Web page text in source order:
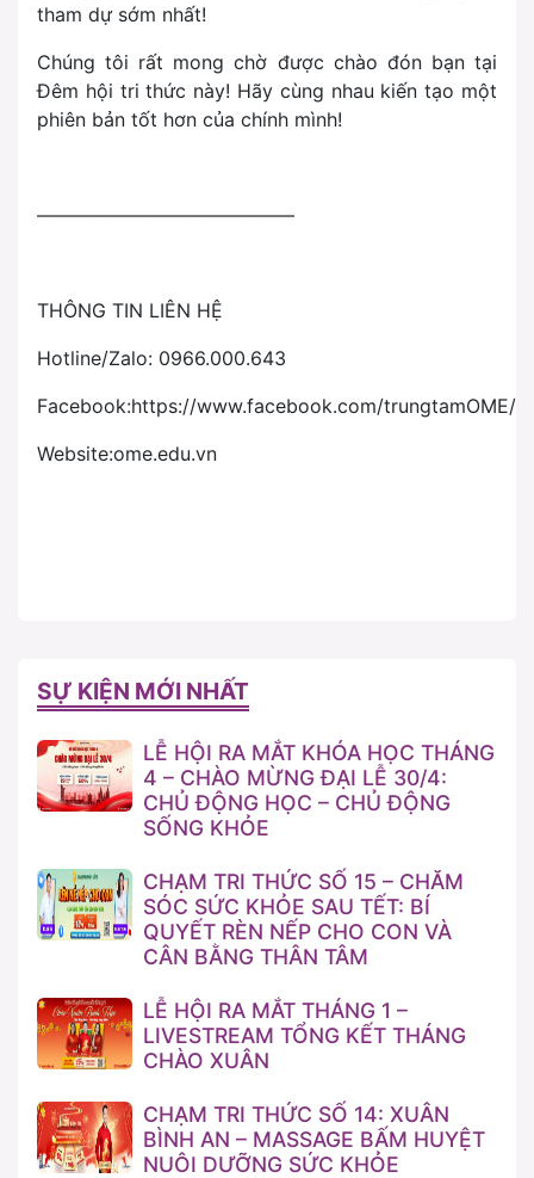
tham dự sớm nhất!
Chúng tôi rất mong chờ được chào đón bạn tại
Đêm hội tri thức này! Hãy cùng nhau kiến tạo một
phiên bản tốt hơn của chính mình!
—————————————–
THÔNG TIN LIÊN HỆ
Hotline/Zalo: 0966.000.643
Facebook:https://www.facebook.com/trungtamOME/
Website:ome.edu.vn
SỰ KIỆN MỚI NHẤT
LỄ HỘI RA MẮT KHÓA HỌC THÁNG
4 – CHÀO MỪNG ĐẠI LỄ 30/4:
CHỦ ĐỘNG HỌC – CHỦ ĐỘNG
SỐNG KHỎE
CHẠM TRI THỨC SỐ 15 – CHĂM
SÓC SỨC KHỎE SAU TẾT: BÍ
QUYẾT RÈN NẾP CHO CON VÀ
CÂN BẰNG THÂN TÂM
LỄ HỘI RA MẮT THÁNG 1 –
LIVESTREAM TỔNG KẾT THÁNG
CHÀO XUÂN
CHẠM TRI THỨC SỐ 14: XUÂN
BÌNH AN – MASSAGE BẤM HUYỆT
NUÔI DƯỠNG SỨC KHỎE